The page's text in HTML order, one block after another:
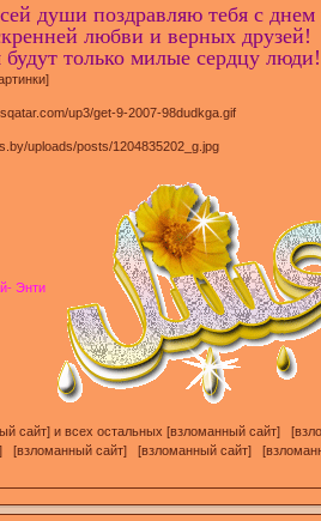
души поздравляю тебя с
любви и верных друзей!
только милые сердцу люди!
Энти
сайт] и всех остальных [взломанный сайт]
[взломанный сайт] [взломанный сайт]